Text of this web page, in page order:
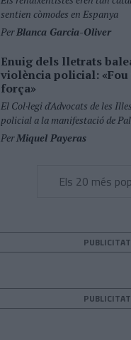
sentien còmodes en Espanya
PerBlanca Garcia-Oliver
Enuig dels lletrats
violència policial:
força»
El Col·legi d'Advocats de les
policial a la manifestació de
PerMiquel Payeras
Els 20 més
PUBLICITAT
PUBLICITAT